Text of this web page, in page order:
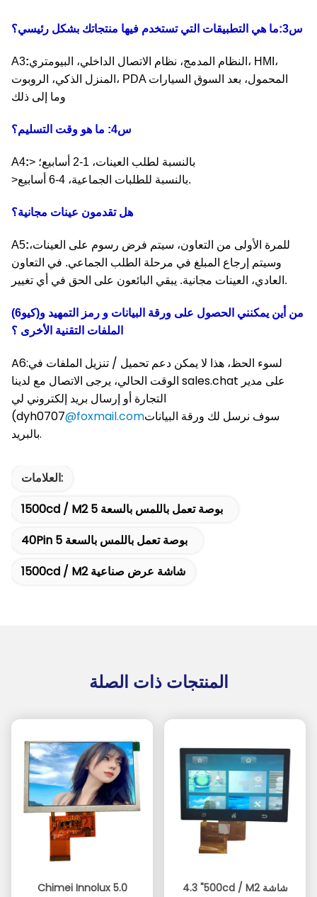
س3:ما هي التطبيقات التي تستخدم فيها منتجاتك بشكل رئيسي؟
A3:النظام المدمج، نظام الاتصال الداخلي، البيومتري، HMI،
المنزل الذكي، الروبوت، PDA المحمول، بعد السوق السيارات
وما إلى ذلك
س4: ما هو وقت التسليم؟
A4:
> بالنسبة لطلب العينات، 1-2 أسابيع؛
>بالنسبة للطلبات الجماعية، 4-6 أسابيع.
هل تقدمون عينات مجانية؟
A5:للمرة الأولى من التعاون، سيتم فرض رسوم على العينات،
وسيتم إرجاع المبلغ في مرحلة الطلب الجماعي. في التعاون
العادي، العينات مجانية. يبقي البائعون على الحق في أي تغيير.
(كيو6)من أين يمكنني الحصول على ورقة البيانات و رمز التمهيد و
الملفات التقنية الأخرى ؟
A6:لسوء الحظ، هذا لا يمكن دعم تحميل / تنزيل الملفات في
الوقت الحالي، يرجى الاتصال مع لدينا sales.chat على مدير
التجارة أو إرسال بريد إلكتروني لي
(dyh0707@foxmail.comسوف نرسل لك ورقة البيانات
بالبريد.
العلامات:
1500cd / M2 5 بوصة تعمل باللمس بالسعة
40Pin 5 بوصة تعمل باللمس بالسعة
1500cd / M2 شاشة عرض صناعية
المنتجات ذات الصلة
Chimei Innolux 5.0
4.3 "500cd / M2 شاشة